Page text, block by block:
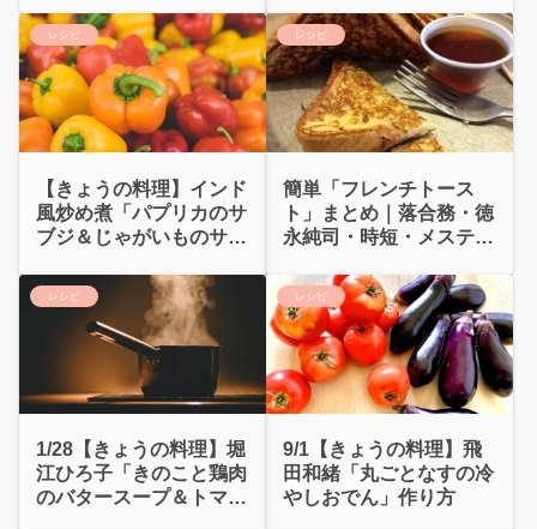
レシピ
【きょうの料理】インド
風炒め煮「パプリカのサ
ブジ＆じゃがいものサブ
レシピ
簡単「フレンチトース
ト」まとめ｜落合務・徳
永純司・時短・メスティ
レシピ
1/28【きょうの料理】堀
江ひろ子「きのこと鶏肉
のバタースープ＆トマト
レシピ
9/1【きょうの料理】飛
田和緒「丸ごとなすの冷
やしおでん」作り方